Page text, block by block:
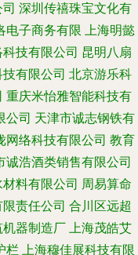
深圳传禧珠宝文化有
电子商务有限 上海明懿
技有限公司 昆明八扇
有限公司 北京游乐科
重庆米怡雅智能科技有
公司 天津市诚志钢铁有
网络科技有限公司 教育
诚浩酒类销售有限公司
料有限公司 周易算命
责任公司 合川区远超
器制造厂 上海茂皓艾
栏 上海穆佳展科技有限